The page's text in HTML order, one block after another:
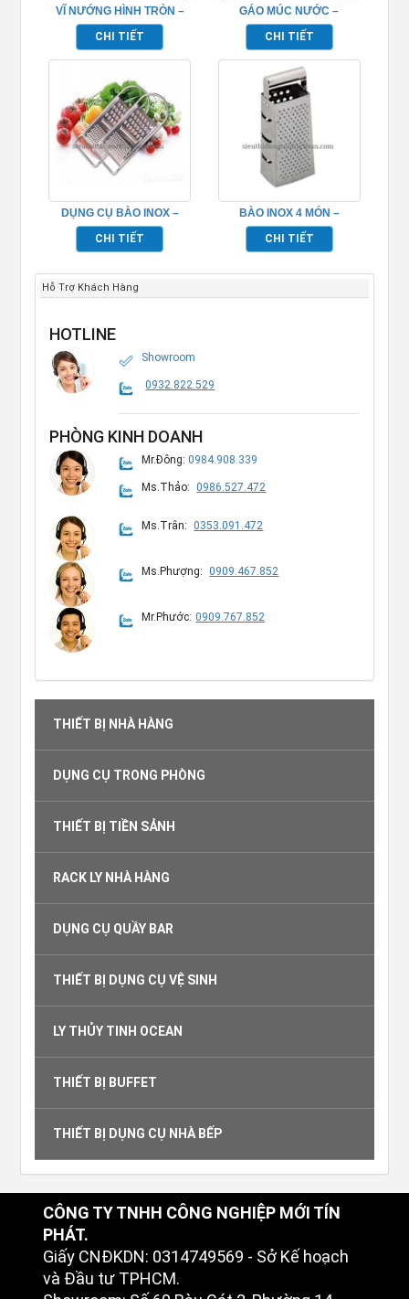
VĨ NƯỚNG HÌNH TRÒN –
TP696063
CHI TIẾT
GÁO MÚC NƯỚC –
TP696084
CHI TIẾT
DỤNG CỤ BÀO INOX –
TP696105
CHI TIẾT
BÀO INOX 4 MÓN –
TP696107
CHI TIẾT
Hỗ Trợ Khách Hàng
HOTLINE
Showroom
0932.822.529
PHÒNG KINH DOANH
Mr.Đông:0984.908.339
Ms.Thảo: 0986.527.472
Ms.Trân: 0353.091.472
Ms.Phượng: 0909.467.852
Mr.Phước: 0909.767.852
THIẾT BỊ NHÀ HÀNG
DỤNG CỤ TRONG PHÒNG
THIẾT BỊ TIỀN SẢNH
RACK LY NHÀ HÀNG
DỤNG CỤ QUẦY BAR
THIẾT BỊ DỤNG CỤ VỆ SINH
LY THỦY TINH OCEAN
THIẾT BỊ BUFFET
THIẾT BỊ DỤNG CỤ NHÀ BẾP
CÔNG TY TNHH CÔNG NGHIỆP MỚI TÍN
PHÁT.
Giấy CNĐKDN: 0314749569 - Sở Kế hoạch
và Đầu tư TPHCM.